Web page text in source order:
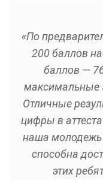
«По
200 баллов
баллов —
максимальные
Отличные
цифры в
наша молодежь
способна
этих